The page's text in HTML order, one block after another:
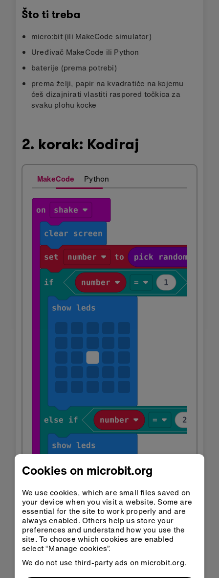
Što ti treba
micro:bit (ili MakeCode simulator)
Uređivač MakeCode ili Python
baterije (prema potrebi)
prema želji, papir na kvadratiće na kojemu
ćeš dizajnirati vlastiti raspored točkica za
svaku plohu kocke
2. korak: Kodiraj
MakeCode Python
Cookies on microbit.org
We use cookies, which are small files saved on
your device when you visit a website. Some are
essential for the site to work properly and are
always enabled. Others help us store your
preferences and understand how you use the
site. To choose which cookies are enabled
select “Manage cookies”.
We do not use third-party ads on microbit.org.